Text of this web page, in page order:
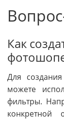
Как
Для
можете
фильтры.
конкретной